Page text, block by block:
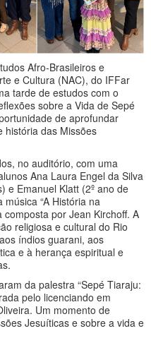
Afro-Brasileiros e
e Cultura (NAC), do IFFar
tarde de estudos com o
sobre a Vida de Sepé
de aprofundar
história das Missões
no auditório, com uma
Ana Laura Engel da Silva
e Emanuel Klatt (2º ano de
“A História na
composta por Jean Kirchoff. A
religiosa e cultural do Rio
índios guarani, aos
e à herança espiritual e
da palestra “Sepé Tiaraju:
pelo licenciando em
Um momento de
Jesuíticas e sobre a vida e